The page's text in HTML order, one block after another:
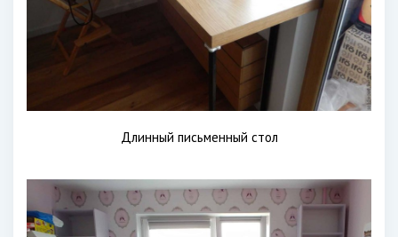
Длинный письменный стол